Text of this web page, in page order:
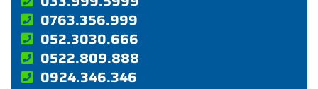
0763.356.999
052.3030.666
0522.809.888
0924.346.346